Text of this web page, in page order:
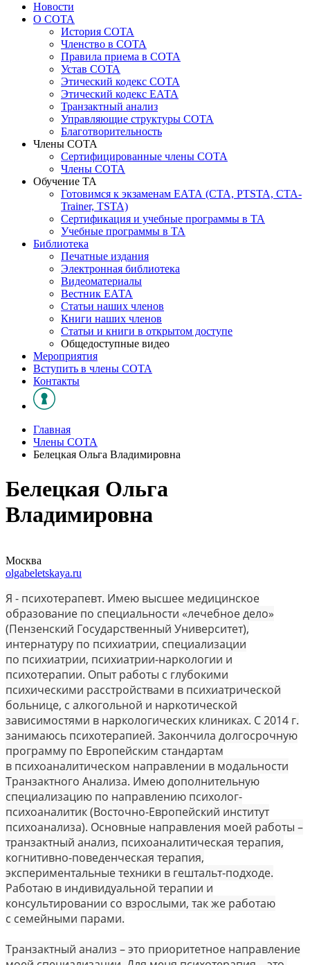
Новости
О СОТА
История СОТА
Членство в СОТА
Правила приема в СОТА
Устав СОТА
Этический кодекс СОТА
Этический кодекс ЕАТА
Транзактный анализ
Управляющие структуры СОТА
Благотворительность
Члены СОТА
Сертифицированные члены СОТА
Члены СОТА
Обучение ТА
Готовимся к экзаменам ЕАТА (СТА, PTSTA, СТА-
Trainer, TSTA)
Сертификация и учебные программы в ТА
Учебные программы в ТА
Библиотека
Печатные издания
Электронная библиотека
Видеоматериалы
Вестник ЕАТА
Статьи наших членов
Книги наших членов
Статьи и книги в открытом доступе
Общедоступные видео
Мероприятия
Вступить в члены СОТА
Контакты
Главная
Члены СОТА
Белецкая Ольга Владимировна
Белецкая Ольга
Владимировна
Москва
olgabeletskaya.ru
Я - психотерапевт. Имею высшее медицинское
образование по специальности «лечебное дело»
(Пензенский Государственный Университет),
интернатуру по психиатрии, специализации
по психиатрии, психиатрии-наркологии и
психотерапии. Опыт работы с глубокими
психическими расстройствами в психиатрической
больнице, с алкогольной и наркотической
зависимостями в наркологических клиниках. С 2014 г.
занимаюсь психотерапией. Закончила долгосрочную
программу по Европейским стандартам
в психоаналитическом направлении в модальности
Транзактного Анализа. Имею дополнительную
специализацию по направлению психолог-
психоаналитик (Восточно-Европейский институт
психоанализа). Основные направления моей работы –
транзактный анализ, психоаналитическая терапия,
когнитивно-поведенческая терапия,
экспериментальные техники в гештальт-подходе.
Работаю в индивидуальной терапии и
консультировании со взрослыми, так же работаю
с семейными парами.
Транзактный анализ – это приоритетное направление